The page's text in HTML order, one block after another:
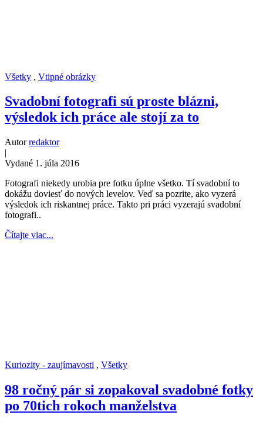
Všetky , Vtipné obrázky
Svadobní fotografi sú proste blázni,
výsledok ich práce ale stojí za to
Autorredaktor
|
Vydané 1. júla 2016
Fotografi niekedy urobia pre fotku úplne všetko. Tí svadobní to
dokážu doviesť do nových levelov. Veď sa pozrite, ako vyzerá
výsledok ich riskantnej práce. Takto pri práci vyzerajú svadobní
fotografi..
Čítajte viac...
Kuriozity - zaujímavosti , Všetky
98 ročný pár si zopakoval svadobné fotky
po 70tich rokoch manželstva